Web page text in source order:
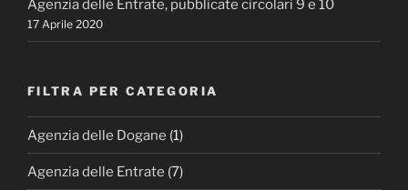
Agenzia delle Entrate, pubblicate circolari 9 e 10
17 Aprile 2020
FILTRA PER CATEGORIA
Agenzia delle Dogane (1)
Agenzia delle Entrate (7)